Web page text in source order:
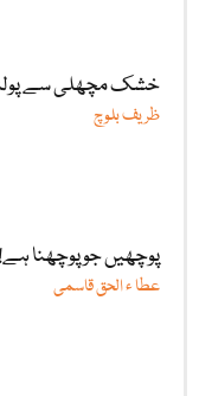
خشک مچھلی سے
ظریف بلوچ
پوچھیں جو پوچھنا
عطا ء الحق قاسمی